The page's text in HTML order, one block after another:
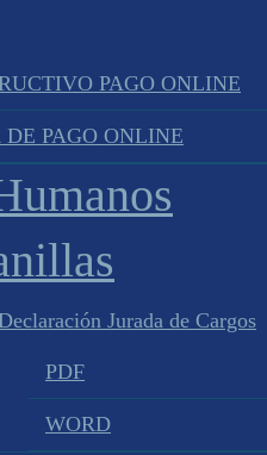
PAGO ONLINE
PAGO ONLINE
Jurada de Cargos
PDF
WORD